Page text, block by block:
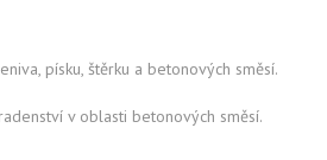
písku, štěrku a betonových směsí.
v oblasti betonových směsí.